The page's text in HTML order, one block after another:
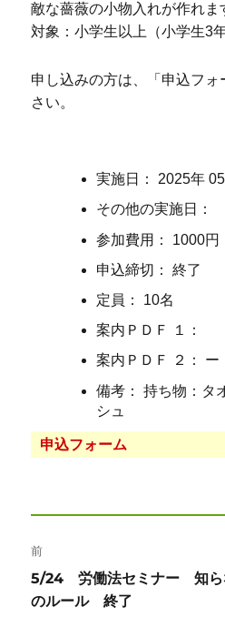
敵な薔薇の小物入れが作れま
対象：小学生以上（小学生3
申し込みの方は、「申込フ
さい。
実施日： 2025年
その他の実施日：
参加費用： 1000円
申込締切： 終了
定員： 10名
案内ＰＤＦ １：
案内ＰＤＦ ２： ー
備考： 持ち物：タ
シュ
申込フォーム
稿
ナ
前
前
の
5/24 労働法セミナー 知ら
のルール 終了